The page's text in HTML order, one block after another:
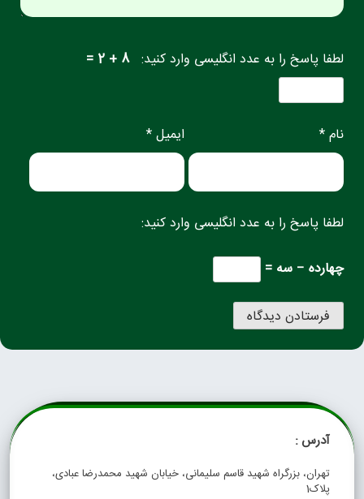
لطفا پاسخ را به عدد انگلیسی وارد کنید: 8 + 2 =
نام * ایمیل *
لطفا پاسخ را به عدد انگلیسی وارد کنید:
چهارده − سه =
آدرس :
تهران، بزرگراه شهید قاسم سلیمانی، خیابان شهید محمدرضا عبادی،
پلاک1